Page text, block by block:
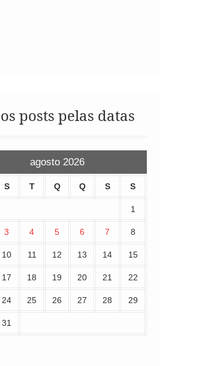
posts pelas datas
agosto 2026
S T Q Q S S
1
3 4 5 6 7 8
10 11 12 13 14 15
17 18 19 20 21 22
24 25 26 27 28 29
31